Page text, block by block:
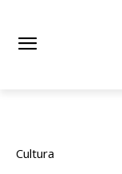
Cultura